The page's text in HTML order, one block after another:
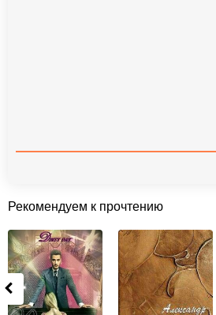
Рекомендуем к прочтению